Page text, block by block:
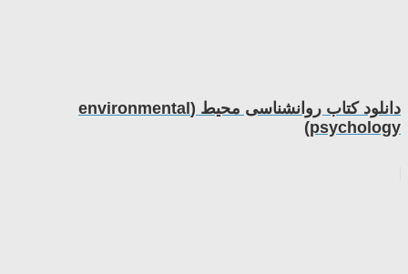
دانلود کتاب روانشناسی محیط (environmental
psychology)